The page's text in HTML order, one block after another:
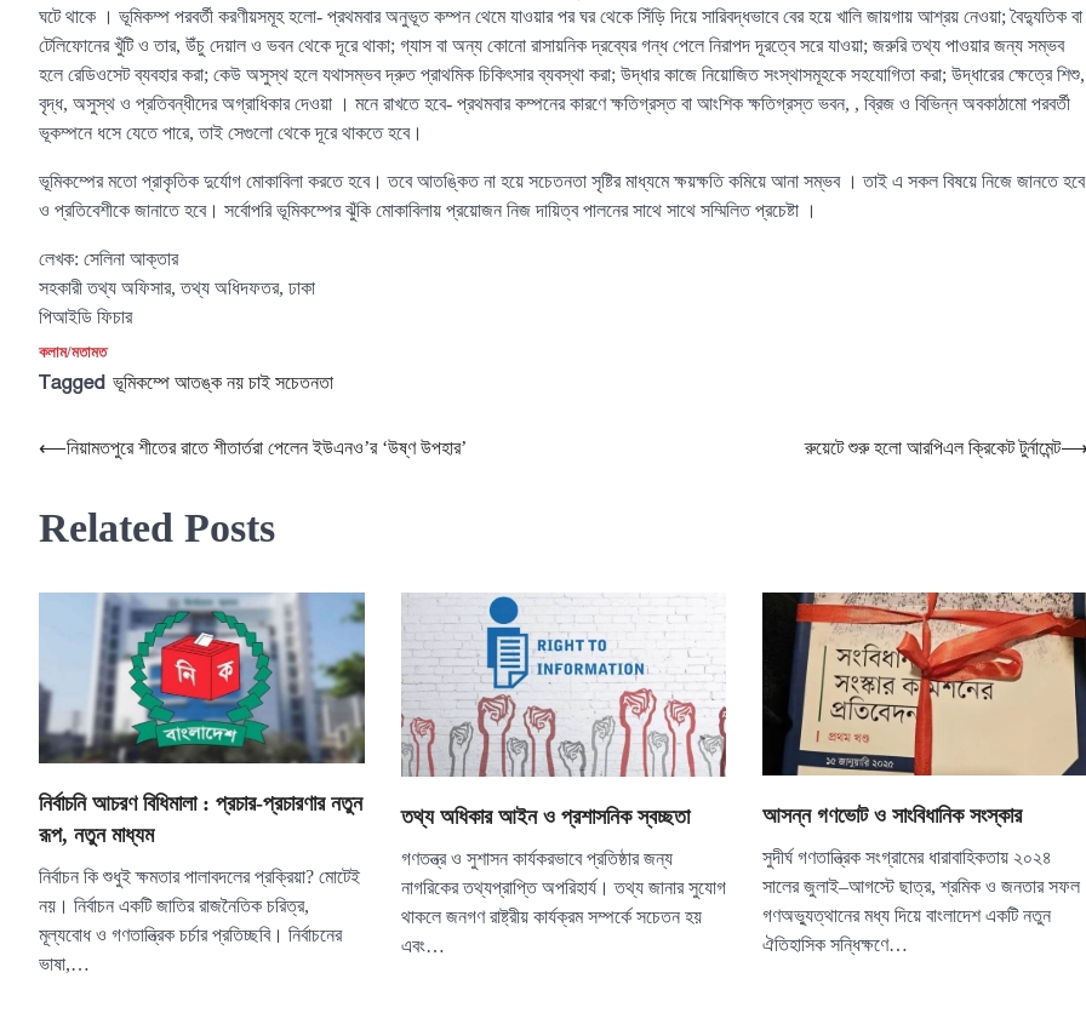
ঘটে থাকে । ভূমিকম্প পরবর্তী করণীয়সমূহ হলো- প্রথমবার অনুভূত কম্পন থেমে যাওয়ার পর ঘর থেকে সিঁড়ি দিয়ে সারিবদ্ধভাবে বের হয়ে খালি জায়গায় আশ্রয় নেওয়া; বৈদ্যুতিক বা
টেলিফোনের খুঁটি ও তার, উঁচু দেয়াল ও ভবন থেকে দূরে থাকা; গ্যাস বা অন্য কোনো রাসায়নিক দ্রব্যের গন্ধ পেলে নিরাপদ দূরত্বে সরে যাওয়া; জরুরি তথ্য পাওয়ার জন্য সম্ভব
হলে রেডিওসেট ব্যবহার করা; কেউ অসুস্থ হলে যথাসম্ভব দ্রুত প্রাথমিক চিকিৎসার ব্যবস্থা করা; উদ্ধার কাজে নিয়োজিত সংস্থাসমূহকে সহযোগিতা করা; উদ্ধারের ক্ষেত্রে শিশু,
বৃদ্ধ, অসুস্থ ও প্রতিবন্ধীদের অগ্রাধিকার দেওয়া । মনে রাখতে হবে- প্রথমবার কম্পনের কারণে ক্ষতিগ্রস্ত বা আংশিক ক্ষতিগ্রস্ত ভবন, , ব্রিজ ও বিভিন্ন অবকাঠামো পরবর্তী
ভূকম্পনে ধসে যেতে পারে, তাই সেগুলো থেকে দূরে থাকতে হবে।
ভূমিকম্পের মতো প্রাকৃতিক দুর্যোগ মোকাবিলা করতে হবে। তবে আতঙ্কিত না হয়ে সচেতনতা সৃষ্টির মাধ্যমে ক্ষয়ক্ষতি কমিয়ে আনা সম্ভব । তাই এ সকল বিষয়ে নিজে জানতে হবে
ও প্রতিবেশীকে জানাতে হবে। সর্বোপরি ভূমিকম্পের ঝুঁকি মোকাবিলায় প্রয়োজন নিজ দায়িত্ব পালনের সাথে সাথে সম্মিলিত প্রচেষ্টা ।
লেখক: সেলিনা আক্তার
সহকারী তথ্য অফিসার, তথ্য অধিদফতর, ঢাকা
পিআইডি ফিচার
কলাম/মতামত
Tagged ভূমিকম্পে আতঙ্ক নয় চাই সচেতনতা
Post
⟵নিয়ামতপুরে শীতের রাতে শীতার্তরা পেলেন ইউএনও’র ‘উষ্ণ উপহার’ রুয়েটে শুরু হলো আরপিএল ক্রিকেট টুর্নামেন্ট
Related Posts
নির্বাচনি আচরণ বিধিমালা : প্রচার-প্রচারণার নতুন
রূপ, নতুন মাধ্যম
নির্বাচন কি শুধুই ক্ষমতার পালাবদলের প্রক্রিয়া? মোটেই
নয়। নির্বাচন একটি জাতির রাজনৈতিক চরিত্র,
মূল্যবোধ ও গণতান্ত্রিক চর্চার প্রতিচ্ছবি। নির্বাচনের
ভাষা,…
তথ্য অধিকার আইন ও প্রশাসনিক স্বচ্ছতা
গণতন্ত্র ও সুশাসন কার্যকরভাবে প্রতিষ্ঠার জন্য
নাগরিকের তথ্যপ্রাপ্তি অপরিহার্য। তথ্য জানার সুযোগ
থাকলে জনগণ রাষ্ট্রীয় কার্যক্রম সম্পর্কে সচেতন হয়
এবং…
আসন্ন গণভোট ও সাংবিধানিক সংস্কার
সুদীর্ঘ গণতান্ত্রিক সংগ্রামের ধারাবাহিকতায় ২০২৪
সালের জুলাই–আগস্টে ছাত্র, শ্রমিক ও জনতার সফল
গণঅভ্যুত্থানের মধ্য দিয়ে বাংলাদেশ একটি নতুন
ঐতিহাসিক সন্ধিক্ষণে…